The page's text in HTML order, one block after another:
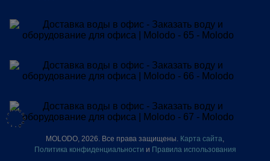
MOLODO, 2026. Все права защищены. Карта сайта,
Политика конфиденциальности и Правила использования